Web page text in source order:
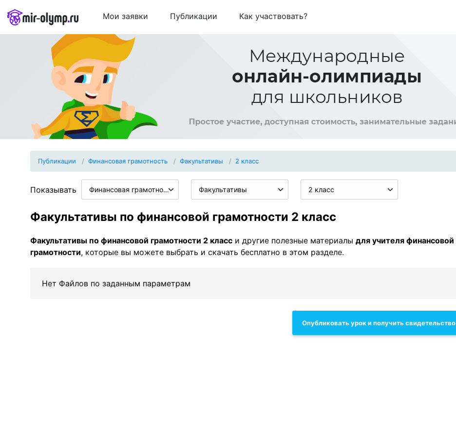
Мои заявки Публикации Как участвовать?
Публикации Финансовая грамотность Факультативы 2 класс
Показывать Финансовая грамотность Факультативы 2 класс
Факультативы по финансовой грамотности 2 класс
Факультативы по финансовой грамотности 2 класс и другие полезные материалы для учителя финансовой
грамотности, которые вы можете выбрать и скачать бесплатно в этом разделе.
Нет Файлов по заданным параметрам
Опубликовать урок и получить свидетельство